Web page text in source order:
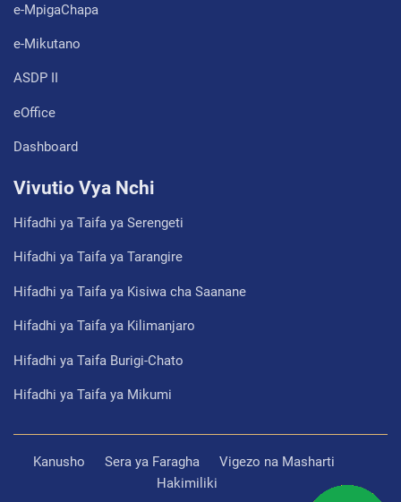
e-MpigaChapa
e-Mikutano
ASDP II
eOffice
Dashboard
Vivutio Vya Nchi
Hifadhi ya Taifa ya Serengeti
Hifadhi ya Taifa ya Tarangire
Hifadhi ya Taifa ya Kisiwa cha Saanane
Hifadhi ya Taifa ya Kilimanjaro
Hifadhi ya Taifa Burigi-Chato
Hifadhi ya Taifa ya Mikumi
Kanusho Sera ya Faragha
Vigezo na Masharti
Hakimiliki